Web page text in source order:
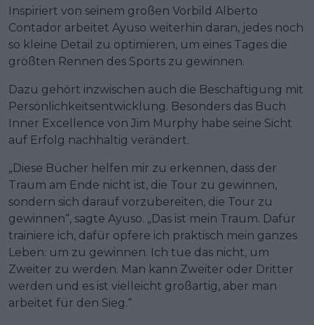
Inspiriert von seinem großen Vorbild Alberto
Contador arbeitet Ayuso weiterhin daran, jedes noch
so kleine Detail zu optimieren, um eines Tages die
größten Rennen des Sports zu gewinnen.
Dazu gehört inzwischen auch die Beschäftigung mit
Persönlichkeitsentwicklung. Besonders das Buch
Inner Excellence von Jim Murphy habe seine Sicht
auf Erfolg nachhaltig verändert.
„Diese Bücher helfen mir zu erkennen, dass der
Traum am Ende nicht ist, die Tour zu gewinnen,
sondern sich darauf vorzubereiten, die Tour zu
gewinnen“, sagte Ayuso. „Das ist mein Traum. Dafür
trainiere ich, dafür opfere ich praktisch mein ganzes
Leben: um zu gewinnen. Ich tue das nicht, um
Zweiter zu werden. Man kann Zweiter oder Dritter
werden und es ist vielleicht großartig, aber man
arbeitet für den Sieg.“